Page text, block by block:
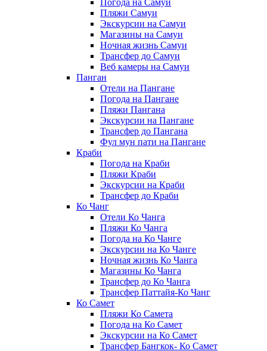
Погода на Самуи
Пляжи Самуи
Экскурсии на Самуи
Магазины на Самуи
Ночная жизнь Самуи
Трансфер до Самуи
Веб камеры на Самуи
Панган
Отели на Пангане
Погода на Пангане
Пляжи Пангана
Экскурсии на Пангане
Трансфер до Пангана
Фул мун пати на Пангане
Краби
Погода на Краби
Пляжи Краби
Экскурсии на Краби
Трансфер до Краби
Ко Чанг
Отели Ко Чанга
Пляжи Ко Чанга
Погода на Ко Чанге
Экскурсии на Ко Чанге
Ночная жизнь Ко Чанга
Магазины Ко Чанга
Трансфер до Ко Чанга
Трансфер Паттайя-Ко Чанг
Ко Самет
Пляжи Ко Самета
Погода на Ко Самет
Экскурсии на Ко Самет
Трансфер Бангкок- Ко Самет